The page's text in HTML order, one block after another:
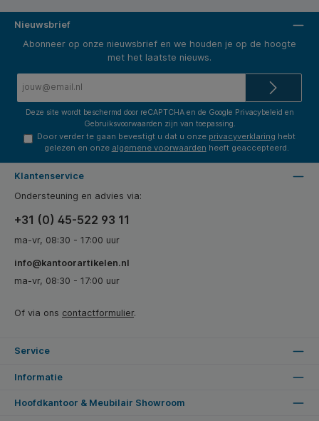
Nieuwsbrief
Abonneer op onze nieuwsbrief en we houden je op de hoogte
met het laatste nieuws.
Deze site wordt beschermd door reCAPTCHA en de Google Privacybeleid en
Gebruiksvoorwaarden zijn van toepassing.
Door verder te gaan bevestigt u dat u onze privacyverklaring hebt
gelezen en onze algemene voorwaarden heeft geaccepteerd.
Klantenservice
Ondersteuning en advies via:
+31 (0) 45-522 93 11
ma-vr, 08:30 - 17:00 uur
info@kantoorartikelen.nl
ma-vr, 08:30 - 17:00 uur
Of via ons contactformulier.
Service
Informatie
Hoofdkantoor & Meubilair Showroom